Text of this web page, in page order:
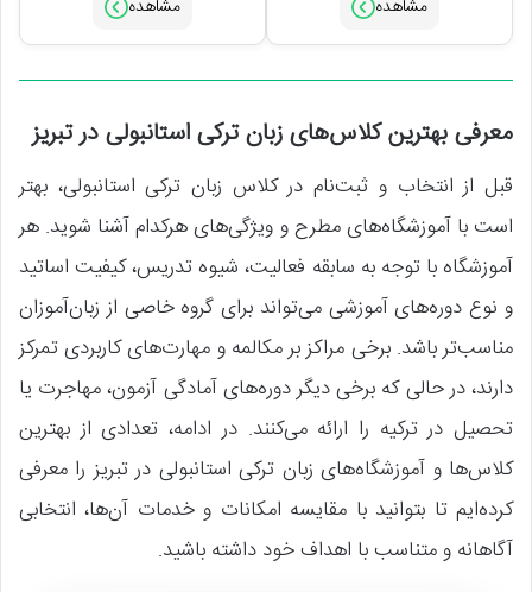
معرفی بهترین کلاس‌های زبان ترکی استانبولی در تبریز
قبل از انتخاب و ثبت‌نام در کلاس زبان ترکی استانبولی، بهتر
است با آموزشگاه‌های مطرح و ویژگی‌های هرکدام آشنا شوید. هر
آموزشگاه با توجه به سابقه فعالیت، شیوه تدریس، کیفیت اساتید
و نوع دوره‌های آموزشی می‌تواند برای گروه خاصی از زبان‌آموزان
مناسب‌تر باشد. برخی مراکز بر مکالمه و مهارت‌های کاربردی تمرکز
دارند، در حالی که برخی دیگر دوره‌های آمادگی آزمون، مهاجرت یا
تحصیل در ترکیه را ارائه می‌کنند. در ادامه، تعدادی از بهترین
کلاس‌ها و آموزشگاه‌های زبان ترکی استانبولی در تبریز را معرفی
کرده‌ایم تا بتوانید با مقایسه امکانات و خدمات آن‌ها، انتخابی
آگاهانه و متناسب با اهداف خود داشته باشید.